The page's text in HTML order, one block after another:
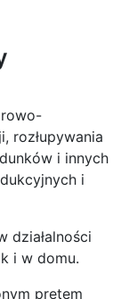
rozłupywania
i innych
i
działalności
i w domu.
prętem